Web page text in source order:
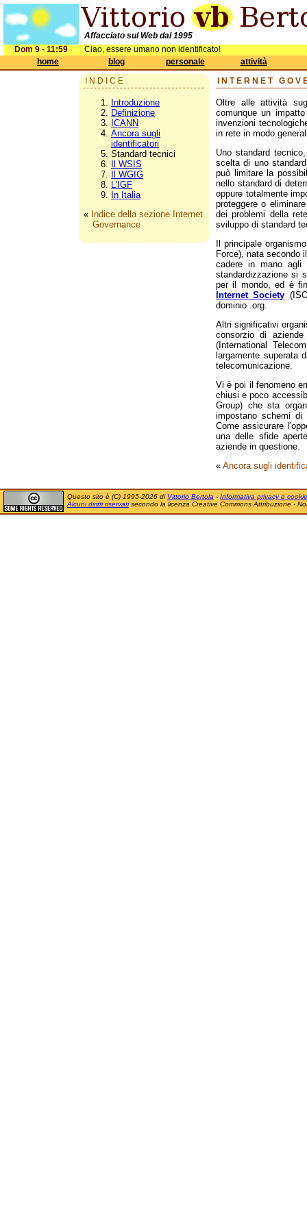
Affacciato sul Web dal 1995
Dom 9 - 11:59
Ciao, essere umano non identificato!
home
blog personale
attività
INDICE
Introduzione
Definizione
ICANN
Ancora sugli
identificatori
Standard tecnici
Il WSIS
Il WGIG
L'IGF
In Italia
« Indice della sezione Internet
Governance
INTERNET
Oltre alle attività
comunque un
invenzioni
in rete in modo
Uno standard
scelta di uno
può limitare la
nello standard di
oppure totalmente
proteggere o
dei problemi della
sviluppo di standard
Il principale
Force), nata secondo
cadere in mano agli
standardizzazione si
per il mondo, ed è
Internet Society
dominio .org.
Altri significativi
consorzio di
(International
largamente superata
telecomunicazione.
Vi è poi il fenomeno
chiusi e poco
Group) che sta
impostano schemi di
Come assicurare
una delle sfide
aziende in questione.
« Ancora sugli
Questo sito è (C) 1995-2026 di Vittorio Bertola - Informativa privacy e cookie
Alcuni diritti riservatisecondo la licenza Creative Commons Attribuzione -